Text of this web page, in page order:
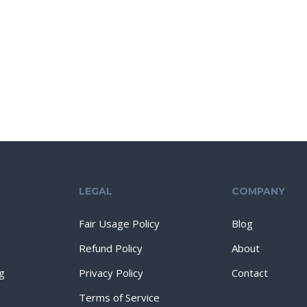
LEGAL
Fair Usage Policy
Refund Policy
Privacy Policy
Terms of Service
COMPANY
Blog
About
Contact